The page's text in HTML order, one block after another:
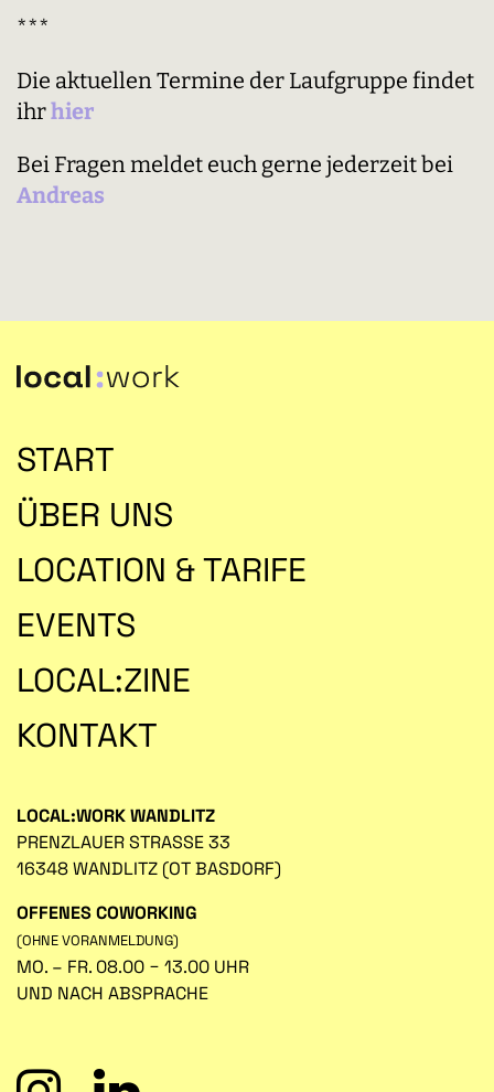
***
Die aktuellen Termine der Laufgruppe findet
ihrhier
Bei Fragen meldet euch gerne jederzeit bei
Andreas
START
ÜBER UNS
LOCATION & TARIFE
EVENTS
LOCAL:ZINE
KONTAKT
LOCAL:WORK WANDLITZ
PRENZLAUER STRASSE 33
16348 WANDLITZ (OT BASDORF)
OFFENES COWORKING
(OHNE VORANMELDUNG)
MO. – FR. 08.00 − 13.00 UHR
UND NACH ABSPRACHE